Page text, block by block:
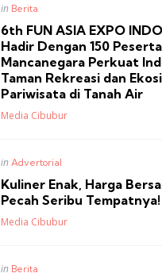
Posted
in
in Berita
6th FUN ASIA EXPO
Hadir Dengan 150
Mancanegara Perkuat
Taman Rekreasi dan
Pariwisata di Tanah Air
Posted
Media Cibubur
Posted
in Advertorial
Kuliner Enak, Harga
Pecah Seribu Tempatnya!
Posted
Media Cibubur
Posted
in Berita